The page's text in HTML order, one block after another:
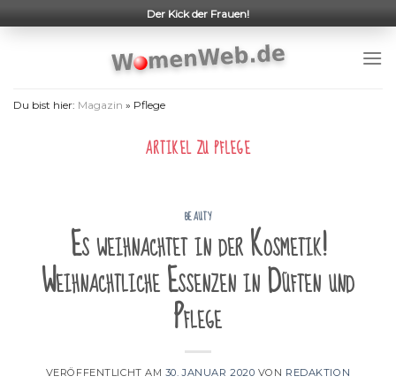
to
Der Kick der Frauen!
Du bist hier: Magazin » Pflege
ARTIKEL ZUPFLEGE
BEAUTY
Es weihnachtet in der Kosmetik!
Weihnachtliche Essenzen in Düften und
Pflege
VERÖFFENTLICHT AM 30. JANUAR 2020 VON REDAKTION